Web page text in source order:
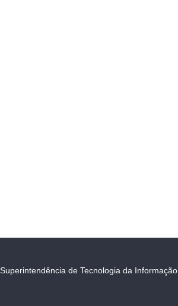
Superintendência de Tecnologia da Informação